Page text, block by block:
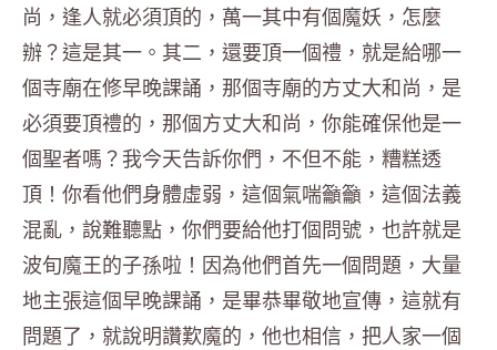
尚，逢人就必須頂的，萬一其中有個魔妖，怎麼
辦？這是其一。其二，還要頂一個禮，就是給哪一
個寺廟在修早晚課誦，那個寺廟的方丈大和尚，是
必須要頂禮的，那個方丈大和尚，你能確保他是一
個聖者嗎？我今天告訴你們，不但不能，糟糕透
頂！你看他們身體虛弱，這個氣喘籲籲，這個法義
混亂，說難聽點，你們要給他打個問號，也許就是
波旬魔王的子孫啦！因為他們首先一個問題，大量
地主張這個早晚課誦，是畢恭畢敬地宣傳，這就有
問題了，就說明讚歎魔的，他也相信，把人家一個